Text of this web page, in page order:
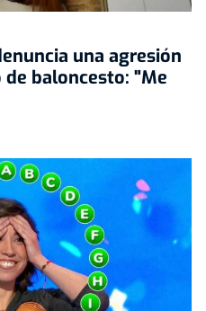
una agresión
baloncesto: "Me